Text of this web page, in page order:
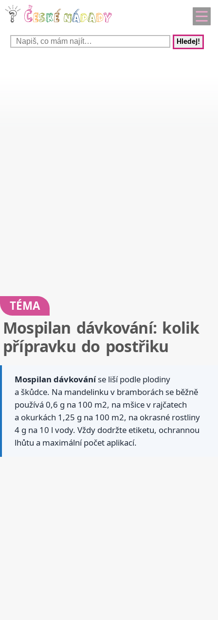
Hledej!
TÉMA
Mospilan dávkování: kolik
přípravku do postřiku
Mospilan dávkováníse liší podle plodiny
a škůdce. Na mandelinku v bramborách se běžně
používá 0,6 g na 100 m2, na mšice v rajčatech
a okurkách 1,25 g na 100 m2, na okrasné rostliny
4 g na 10 l vody. Vždy dodržte etiketu, ochrannou
lhůtu a maximální počet aplikací.